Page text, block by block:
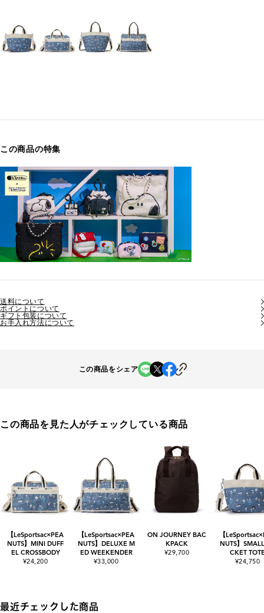
この商品の特集
送料について
ポイントについて
ギフト包装について
お手入れ方法について
この商品をシェア
この商品を見た人がチェックしている商品
【LeSportsac×PEA
NUTS】MINI DUFF
EL CROSSBODY
¥24,200
【LeSportsac×PEA
NUTS】DELUXE M
ED WEEKENDER
¥33,000
ON JOURNEY BAC
KPACK
¥29,700
【
NUTS】
CKET
¥24,750
最近チェックした商品